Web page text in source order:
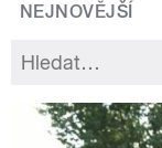
NEJNOVĚJŠÍ